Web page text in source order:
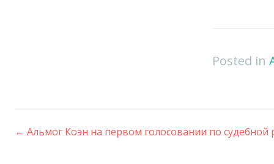
Posted in
Post
← Альмог Коэн на первом голосовании по судебной